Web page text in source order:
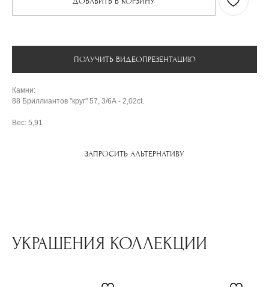
ПОЛУЧИТЬ ВИДЕОПРЕЗЕНТАЦИЮ
Камни:
88 Бриллиантов "круг" 57, 3/6А - 2,02ct.
Вес: 5,91
ЗАПРОСИТЬ АЛЬТЕРНАТИВУ
УКРАШЕНИЯ КОЛЛЕКЦИИ